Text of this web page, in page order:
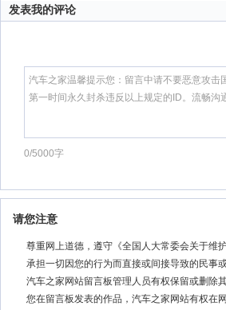
发表我的评论
0/5000字
请您注意
尊重网上道德，遵守《全国人大常委会关于维
承担一切因您的行为而直接或间接导致的民事
汽车之家网站留言板管理人员有权保留或删除
您在留言板发表的作品，汽车之家网站有权在